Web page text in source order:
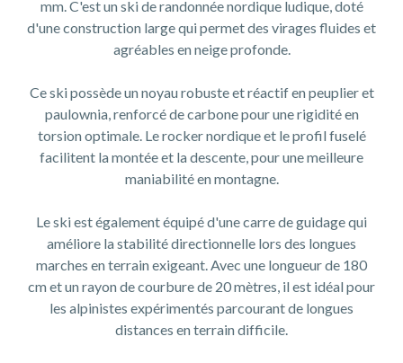
mm. C'est un ski de randonnée nordique ludique, doté
d'une construction large qui permet des virages fluides et
agréables en neige profonde.
Ce ski possède un noyau robuste et réactif en peuplier et
paulownia, renforcé de carbone pour une rigidité en
torsion optimale. Le rocker nordique et le profil fuselé
facilitent la montée et la descente, pour une meilleure
maniabilité en montagne.
Le ski est également équipé d'une carre de guidage qui
améliore la stabilité directionnelle lors des longues
marches en terrain exigeant. Avec une longueur de 180
cm et un rayon de courbure de 20 mètres, il est idéal pour
les alpinistes expérimentés parcourant de longues
distances en terrain difficile.